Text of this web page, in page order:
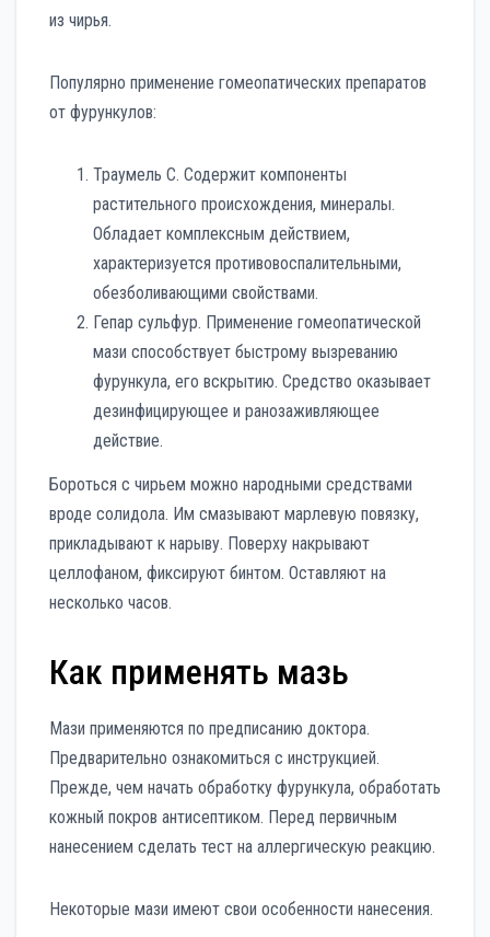
из чирья.
Популярно применение гомеопатических препаратов
от фурункулов:
Траумель С. Содержит компоненты
растительного происхождения, минералы.
Обладает комплексным действием,
характеризуется противовоспалительными,
обезболивающими свойствами.
Гепар сульфур. Применение гомеопатической
мази способствует быстрому вызреванию
фурункула, его вскрытию. Средство оказывает
дезинфицирующее и ранозаживляющее
действие.
Бороться с чирьем можно народными средствами
вроде солидола. Им смазывают марлевую повязку,
прикладывают к нарыву. Поверху накрывают
целлофаном, фиксируют бинтом. Оставляют на
несколько часов.
Как применять мазь
Мази применяются по предписанию доктора.
Предварительно ознакомиться с инструкцией.
Прежде, чем начать обработку фурункула, обработать
кожный покров антисептиком. Перед первичным
нанесением сделать тест на аллергическую реакцию.
Некоторые мази имеют свои особенности нанесения.